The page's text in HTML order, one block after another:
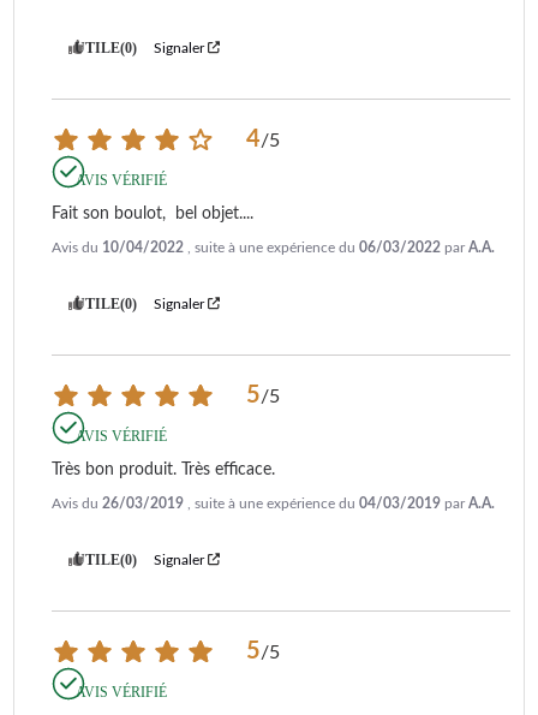
UTILE(0) Signaler
4/5
AVIS VÉRIFIÉ
Fait son boulot,  bel objet....
Avis du 10/04/2022 , suite à une expérience du 06/03/2022 parA.A.
UTILE(0) Signaler
5/5
AVIS VÉRIFIÉ
Très bon produit. Très efficace.
Avis du 26/03/2019 , suite à une expérience du 04/03/2019 parA.A.
UTILE(0) Signaler
5/5
AVIS VÉRIFIÉ